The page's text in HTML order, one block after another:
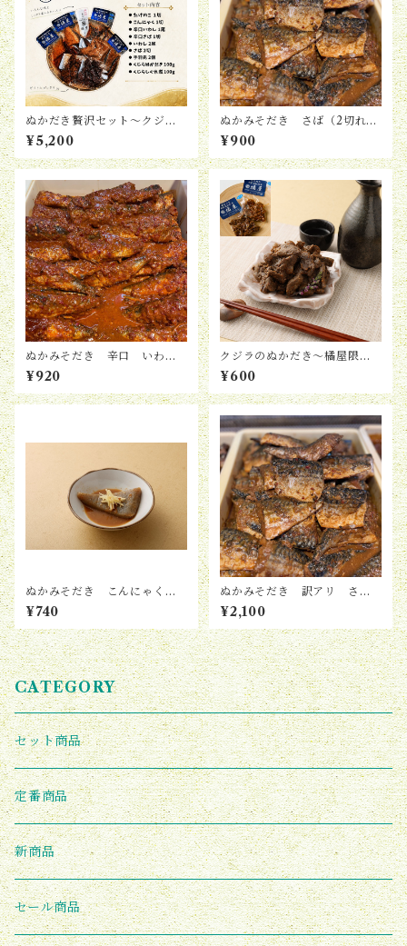
ぬかだき贅沢セット〜クジラ
入り〜
¥5,200
ぬかみそだき さば（2切れ入
り）
¥900
ぬかみそだき 辛口 いわし
（2尾入り）
¥920
クジラのぬかだき〜橘屋限定
商品〜（100g）
¥600
ぬかみそだき こんにゃく（4
個入り）
¥740
ぬかみそだき 訳アリ さば
（5切れ入り）
¥2,100
CATEGORY
セット商品
定番商品
新商品
セール商品